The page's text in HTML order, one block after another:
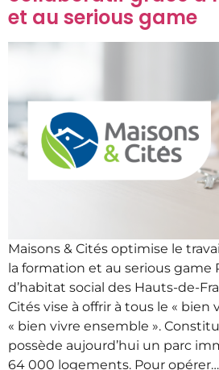
et au serious game
Maisons & Cités optimise le
la formation et au serious
d’habitat social des Hauts-de-
Cités vise à offrir à tous le « bien
« bien vivre ensemble ».
possède aujourd’hui un parc
64 000 logements. Pour opérer…